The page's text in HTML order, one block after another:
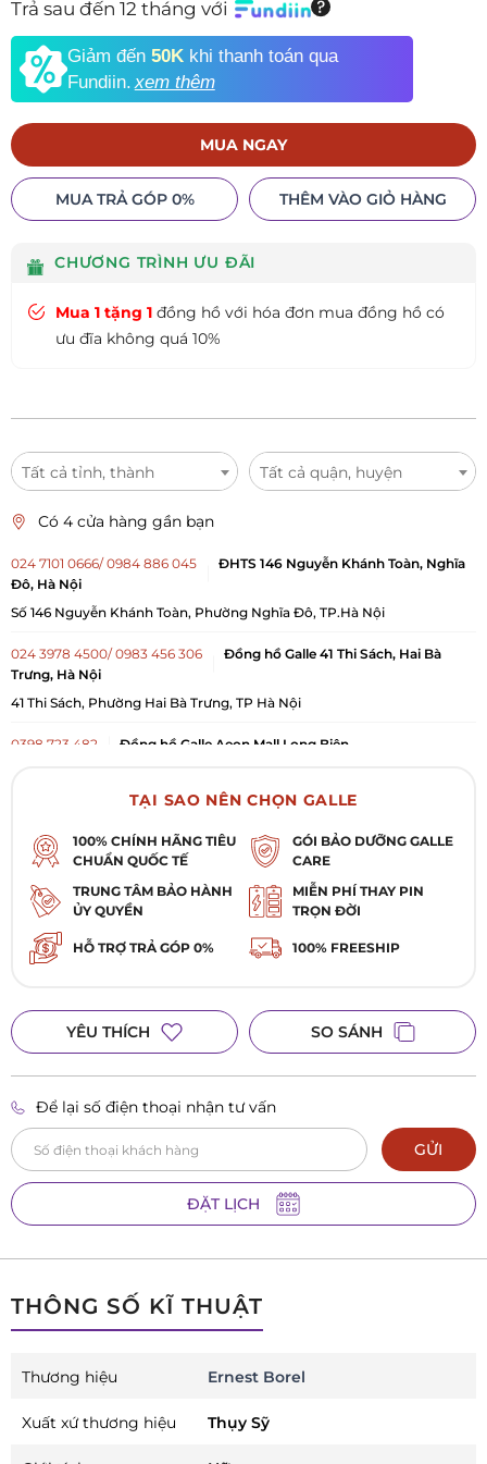
Trả sau đến 12 tháng với
Giảm đến 50K khi thanh toán qua
Fundiin.xem thêm
MUA NGAY
MUA TRẢ GÓP 0% THÊM VÀO GIỎ HÀNG
CHƯƠNG TRÌNH ƯU ĐÃI
Mua 1 tặng 1 đồng hồ với hóa đơn mua đồng hồ có
ưu đĩa không quá 10%
Tất cả tỉnh, thành Tất cả quận, huyện
Có 4 cửa hàng gần bạn
024 7101 0666/ 0984 886 045
ĐHTS 146 Nguyễn Khánh Toàn, Nghĩa
Đô, Hà Nội
Số 146 Nguyễn Khánh Toàn, Phường Nghĩa Đô, TP.Hà Nội
024 3978 4500/ 0983 456 306
Đồng hồ Galle 41 Thi Sách, Hai Bà
Trưng, Hà Nội
41 Thi Sách, Phường Hai Bà Trưng, TP Hà Nội
0398 723 482
Đồng hồ Galle Aeon Mall Long Biên
Đồng hồ Galle 102 Quang Trung, Gò Vấp, TP. HCM
102 Quang Trung, Phường Gò Vấp, TP. Hồ Chí Minh
TẠI SAO NÊN CHỌN GALLE
100% CHÍNH HÃNG TIÊU
CHUẨN QUỐC TẾ
GÓI BẢO DƯỠNG GALLE
CARE
TRUNG TÂM BẢO HÀNH
ỦY QUYỀN
MIỄN PHÍ THAY PIN
TRỌN ĐỜI
HỖ TRỢ TRẢ GÓP 0% 100% FREESHIP
YÊU THÍCH SO SÁNH
Để lại số điện thoại nhận tư vấn
GỬI
ĐẶT LỊCH
THÔNG SỐ KĨ THUẬT
Thương hiệu Ernest Borel
Xuất xứ thương hiệu Thụy Sỹ